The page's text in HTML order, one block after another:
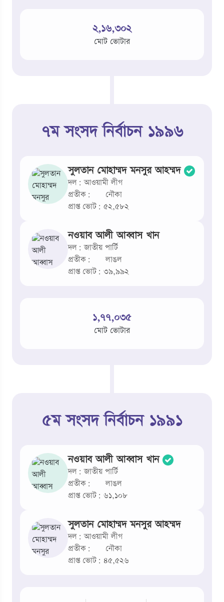
২,১৬,৩০২
মোট ভোটার
৭ম সংসদ নির্বাচন ১৯৯৬
সুলতান মোহাম্মদ মনসুর আহম্মদ
দল: আওয়ামী লীগ
প্রতীক:
নৌকা
প্রাপ্ত ভোট: ৫২,৫৮২
নওয়াব আলী আব্বাস খান
দল: জাতীয় পার্টি
প্রতীক:
লাঙল
প্রাপ্ত ভোট: ৩৯,৯৯২
১,৭৭,০৩৫
মোট ভোটার
৫ম সংসদ নির্বাচন ১৯৯১
নওয়াব আলী আব্বাস খান
দল: জাতীয় পার্টি
প্রতীক:
লাঙল
প্রাপ্ত ভোট: ৬১,১০৮
সুলতান মোহাম্মদ মনসুর আহম্মদ
দল: আওয়ামী লীগ
প্রতীক:
নৌকা
প্রাপ্ত ভোট: ৪৫,৫২৬